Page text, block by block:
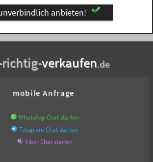
anbieten!
richtig-verkaufen.de
mobile Anfrage
WhatsApp Chat starten
Telegram Chat starten
Viber Chat starten